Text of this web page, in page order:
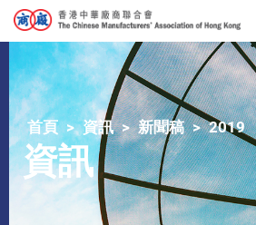
首頁 資訊 新聞稿 2019
資訊